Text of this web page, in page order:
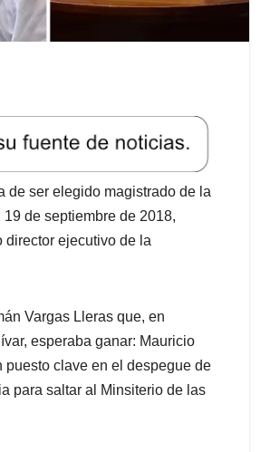
de ser elegido magistrado de la
de septiembre de 2018,
director ejecutivo de la
Vargas Lleras que, en
esperaba ganar: Mauricio
puesto clave en el despegue de
para saltar al Minsiterio de las